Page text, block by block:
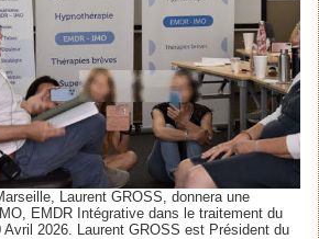
Laurent GROSS, donnera une
EMDR Intégrative dans le traitement du
2026. Laurent GROSS est Président du